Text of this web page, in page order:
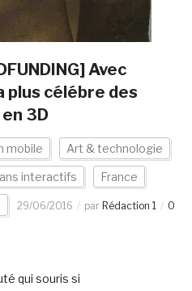
Avec
plus célébre des
3D
mobile Art & technologie
interactifs France
29/06/2016 par Rédaction 1
0
qui souris si